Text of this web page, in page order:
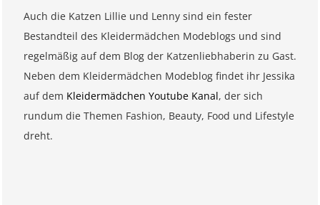
Auch die Katzen Lillie und Lenny sind ein fester
Bestandteil des Kleidermädchen Modeblogs und sind
regelmäßig auf dem Blog der Katzenliebhaberin zu Gast.
Neben dem Kleidermädchen Modeblog findet ihr Jessika
auf dem Kleidermädchen Youtube Kanal, der sich
rundum die Themen Fashion, Beauty, Food und Lifestyle
dreht.